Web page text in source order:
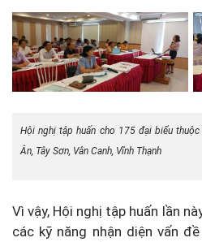
Hội nghị tập huấn cho 175 đại biểu
Ân, Tây Sơn, Vân Canh, Vĩnh Thạnh
Vì vậy, Hội nghị tập huấn lần
các kỹ năng nhận diện vấn